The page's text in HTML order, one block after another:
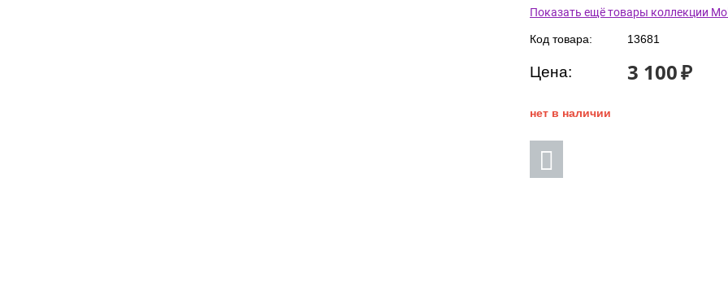
Показать ещё товары коллекции
Код товара: 13681
Цена: 3 100₽
нет в наличии